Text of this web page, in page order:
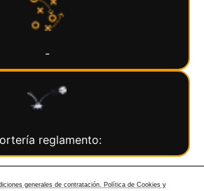
-
reglamento:
generales de contratación. Política de Cookies y